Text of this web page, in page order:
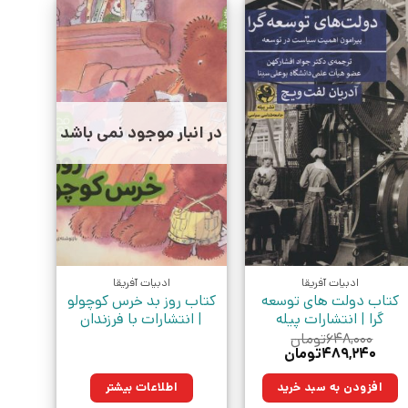
ادبیات آفریقا
کتاب دولت های توسعه
گرا | انتشارات پیله
۶۴۸,۰۰۰تومان
قیمت
۶۴۸,۰۰۰تومان
بود.
۴۸۹,۲۴۰تومان
۴۸۹,۲۴۰تومان.افزودن به سبد خرید
در انبار موجود نمی باشد
ادبیات آفریقا
کتاب روز بد خرس کوچولو
| انتشارات با فرزندان
اطلاعات بیشتر